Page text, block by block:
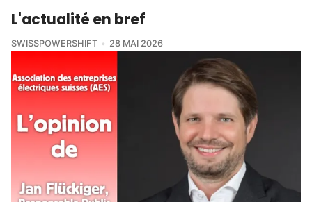
L'actualité en bref
SWISSPOWERSHIFT 28 MAI 2026